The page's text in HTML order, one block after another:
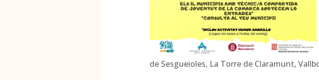
de Sesgueioles, La Torre de Claramunt,